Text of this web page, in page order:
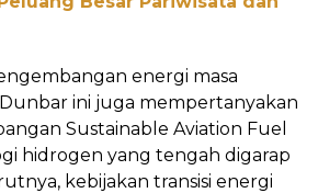
energi masa
ini juga mempertanyakan
Sustainable Aviation Fuel
hidrogen yang tengah digarap
kebijakan transisi energi